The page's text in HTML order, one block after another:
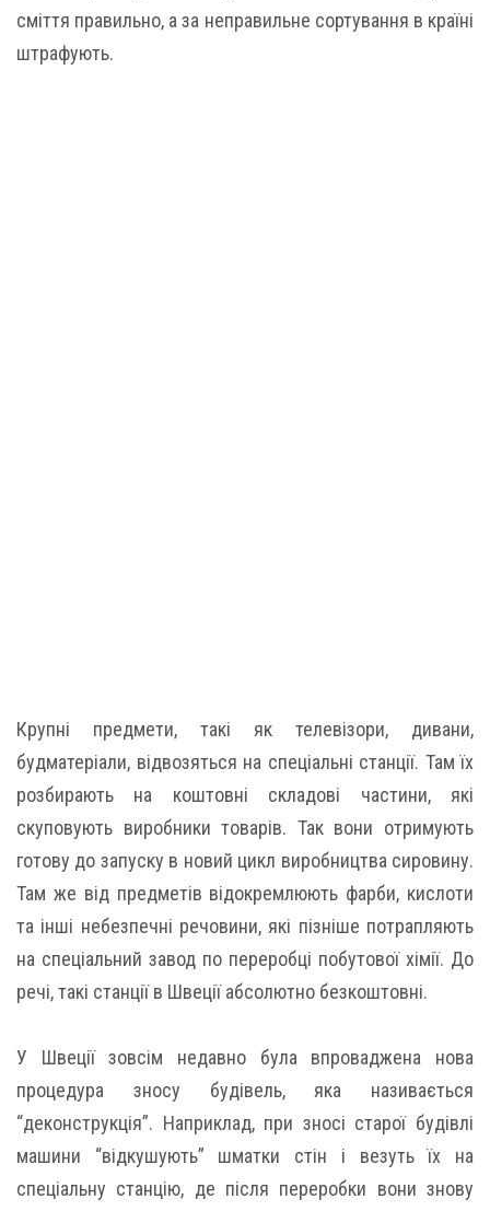
сміття правильно, а за неправильне сортування в країні
штрафують.
Крупні предмети, такі як телевізори, дивани,
будматеріали, відвозяться на спеціальні станції. Там їх
розбирають на коштовні складові частини, які
скуповують виробники товарів. Так вони отримують
готову до запуску в новий цикл виробництва сировину.
Там же від предметів відокремлюють фарби, кислоти
та інші небезпечні речовини, які пізніше потрапляють
на спеціальний завод по переробці побутової хімії. До
речі, такі станції в Швеції абсолютно безкоштовні.
У Швеції зовсім недавно була впроваджена нова
процедура зносу будівель, яка називається
“деконструкція”. Наприклад, при зносі старої будівлі
машини “відкушують” шматки стін і везуть їх на
спеціальну станцію, де після переробки вони знову